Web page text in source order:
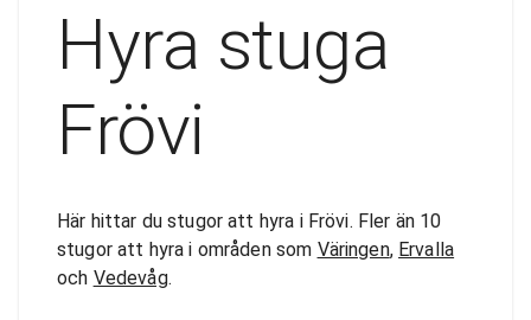
Hyra stuga
Frövi
Här hittar du stugor att hyra i Frövi. Fler än 10
stugor att hyra i områden som Väringen, Ervalla
och Vedevåg.